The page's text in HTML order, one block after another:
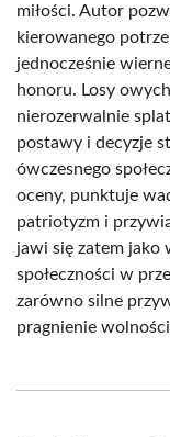
miłości. Autor
kierowanego
jednocześnie
honoru. Losy
nierozerwalnie
postawy i decyzje
ówczesnego
oceny, punktuje
patriotyzm i
jawi się zatem jako
społeczności w
zarówno silne
pragnienie